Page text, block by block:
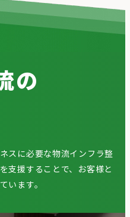
の
スに必要な物流インフラ整
支援することで、お客様と
います。